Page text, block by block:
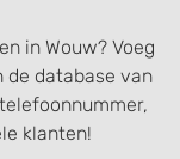
in Wouw? Voeg
de database van
klanten!